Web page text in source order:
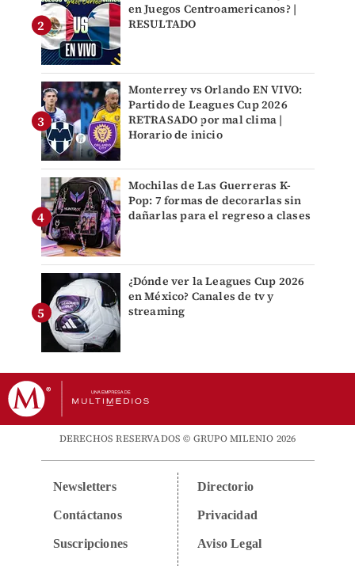
en Juegos Centroamericanos? |
RESULTADO
Monterrey vs Orlando EN VIVO:
Partido de Leagues Cup 2026
RETRASADO por mal clima |
Horario de inicio
Mochilas de Las Guerreras K-
Pop: 7 formas de decorarlas sin
dañarlas para el regreso a clases
¿Dónde ver la Leagues Cup 2026
en México? Canales de tv y
streaming
DERECHOS RESERVADOS © GRUPO MILENIO 2026
Newsletters
Contáctanos
Suscripciones
Directorio
Privacidad
Aviso Legal